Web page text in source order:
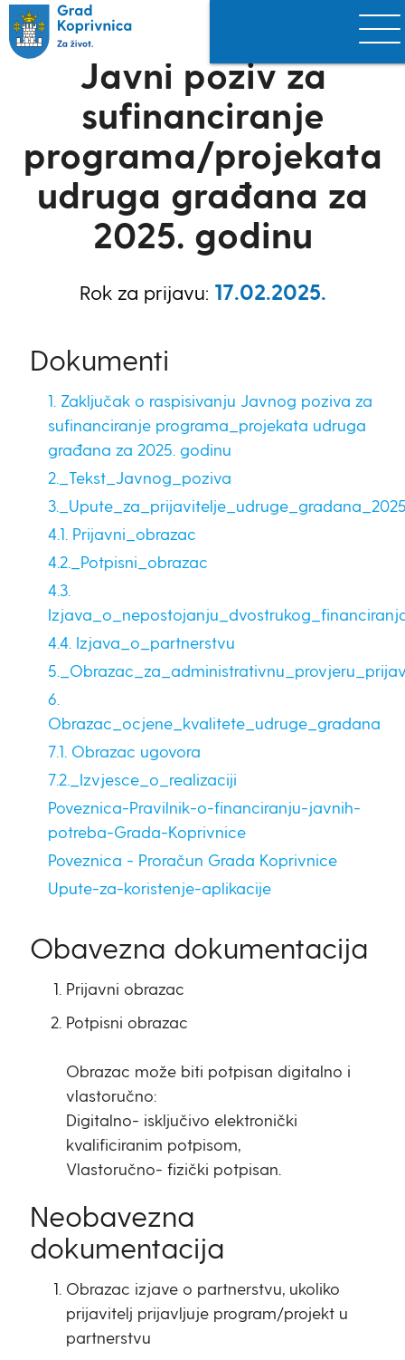
Javni poziv za
sufinanciranje
programa/projekata
udruga građana za
2025. godinu
Rok za prijavu: 17.02.2025.
Dokumenti
1. Zaključak o raspisivanju Javnog poziva za
sufinanciranje programa_projekata udruga
građana za 2025. godinu
2._Tekst_Javnog_poziva
4.1. Prijavni_obrazac
4.2._Potpisni_obrazac
4.3.
4.4. Izjava_o_partnerstvu
6.
Obrazac_ocjene_kvalitete_udruge_gradana
7.1. Obrazac ugovora
7.2._Izvjesce_o_realizaciji
Poveznica-Pravilnik-o-financiranju-javnih-
potreba-Grada-Koprivnice
Poveznica - Proračun Grada Koprivnice
Upute-za-koristenje-aplikacije
Obavezna dokumentacija
Prijavni obrazac
Potpisni obrazac
Obrazac može biti potpisan digitalno i
vlastoručno:
Digitalno- isključivo elektronički
kvalificiranim potpisom,
Vlastoručno- fizički potpisan.
Neobavezna
dokumentacija
Obrazac izjave o partnerstvu, ukoliko
prijavitelj prijavljuje program/projekt u
partnerstvu